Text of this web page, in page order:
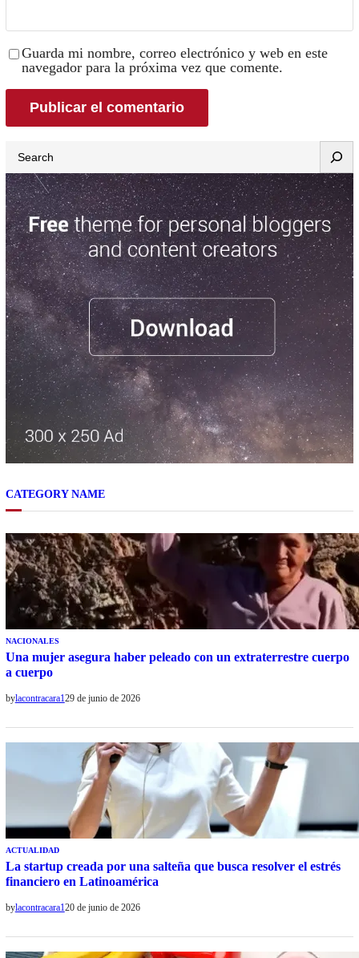
Guarda mi nombre, correo electrónico y web en este
navegador para la próxima vez que comente.
CATEGORY NAME
NACIONALES
Una mujer asegura haber peleado con un extraterrestre cuerpo
a cuerpo
bylacontracara129 de junio de 2026
ACTUALIDAD
La startup creada por una salteña que busca resolver el estrés
financiero en Latinoamérica
bylacontracara120 de junio de 2026